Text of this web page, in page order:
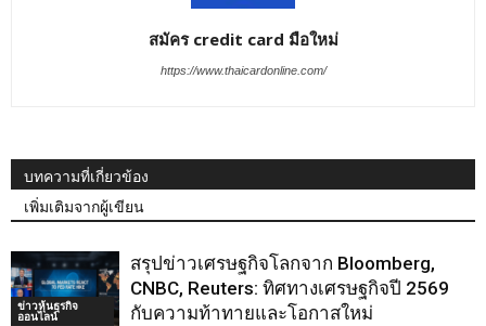
สมัคร credit card มือใหม่
https://www.thaicardonline.com/
บทความที่เกี่ยวข้อง
เพิ่มเติมจากผู้เขียน
ข่าวหุ้นธุรกิจ
ออนไลน์
สรุปข่าวเศรษฐกิจโลกจาก Bloomberg,
CNBC, Reuters: ทิศทางเศรษฐกิจปี 2569
กับความท้าทายและโอกาสใหม่